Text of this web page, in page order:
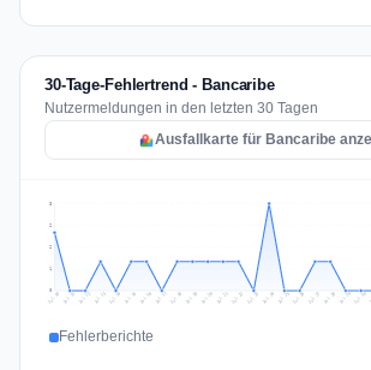
30-Tage-Fehlertrend - Bancaribe
Nutzermeldungen in den letzten 30 Tagen
Ausfallkarte für Bancaribe
1
2
2
3
Jul 10 Jul 11 Jul 12 Jul 13 Jul 14 Jul 15 Jul 16 Jul 17 Jul 18 Jul 19 Jul 20 Jul 21 Jul 22 Jul 23 Jul 24 Jul 25 Jul 26 Jul 27 Jul 28 Jul 29 Jul 30
Fehlerberichte